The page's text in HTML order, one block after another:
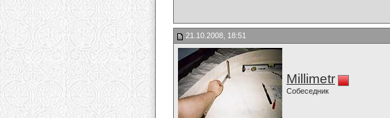
21.10.2008, 18:51
Millimetr
Собеседник